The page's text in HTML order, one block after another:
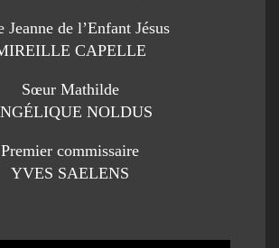
Jeanne de l’Enfant Jésus
CAPELLE
Sœur Mathilde
NOLDUS
Premier commissaire
YVES SAELENS